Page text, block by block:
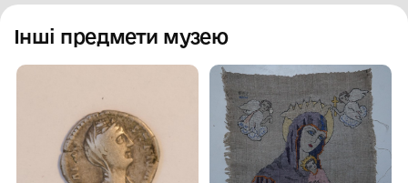
Інші предмети музею